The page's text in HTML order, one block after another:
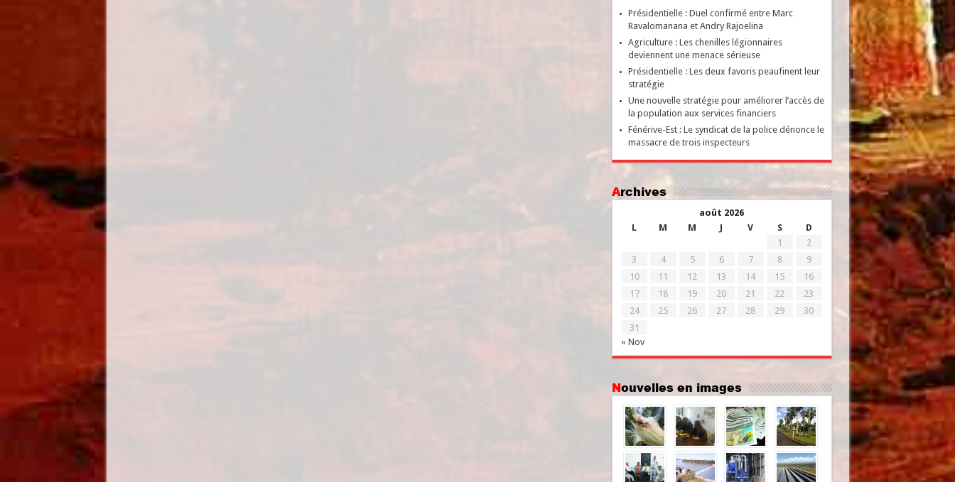
Présidentielle : Duel confirmé entre Marc
Ravalomanana et Andry Rajoelina
Agriculture : Les chenilles légionnaires
deviennent une menace sérieuse
Présidentielle : Les deux favoris peaufinent leur
stratégie
Une nouvelle stratégie pour améliorer l’accès de
la population aux services financiers
Fénérive-Est : Le syndicat de la police dénonce le
massacre de trois inspecteurs
Archives
août 2026
L
M M J V S D
« Nov
1
2
3
4 5 6 7 8
9
10
11 12 13 14 15
16
17
18 19 20 21 22
23
24
25 26 27 28 29
30
31
Nouvelles en images